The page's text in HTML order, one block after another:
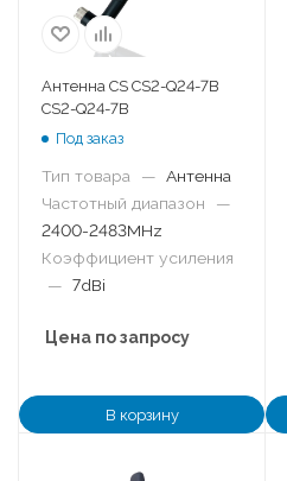
Антенна CS CS2-Q24-7B
CS2-Q24-7B
Под заказ
Тип товара — Антенна
Частотный диапазон
—
2400-2483MHz
Коэффициент усиления
— 7dBi
Цена по запросу
В корзину